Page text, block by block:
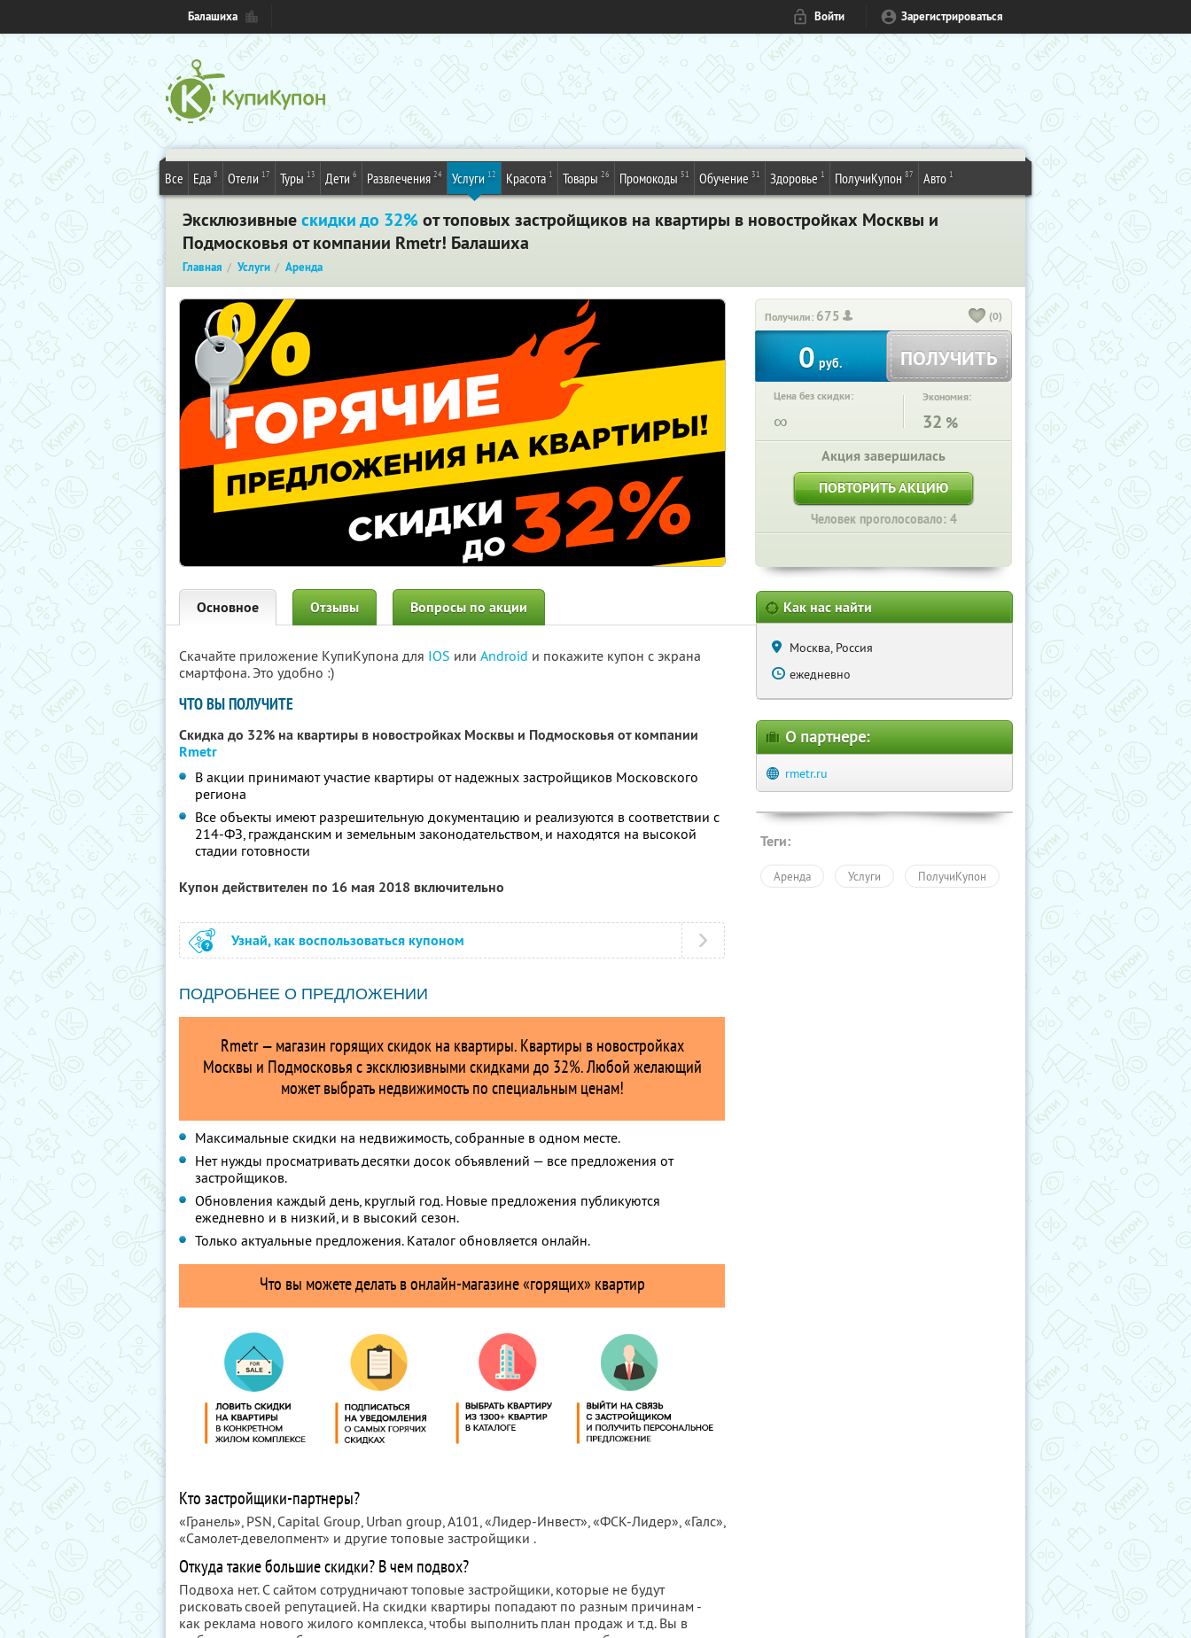
Балашиха Войти Зарегистрироваться
Все Еда 8 Отели 17 Туры 13 Дети 6 Развлечения 24 Услуги 12 Красота 1 Товары 26 Промокоды 51 Обучение 31 Здоровье 1 ПолучиКупон 87 Авто 1
Эксклюзивныескидки до 32%от топовых застройщиков на квартиры в новостройках Москвы и
Подмосковья от компании Rmetr! Балашиха
Главная Услуги Аренда
Получили: 675 (0)
0 руб. ПОЛУЧИТЬ
Цена без скидки:
∞
Экономия:
32 %
Акция завершилась
ПОВТОРИТЬ АКЦИЮ
Человек проголосовало: 4
Основное Отзывы Вопросы по акции
Скачайте приложение КупиКупона для IOS или Android и покажите купон с экрана
смартфона. Это удобно :)
ЧТО ВЫ ПОЛУЧИТЕ
Скидка до 32% на квартиры в новостройках Москвы и Подмосковья от компании
Rmetr
В акции принимают участие квартиры от надежных застройщиков Московского
региона
Все объекты имеют разрешительную документацию и реализуются в соответствии с
214-ФЗ, гражданским и земельным законодательством, и находятся на высокой
стадии готовности
Купон действителен по 16 мая 2018 включительно
Узнай, как воспользоваться купоном
ПОДРОБНЕЕ О ПРЕДЛОЖЕНИИ
Rmetr — магазин горящих скидок на квартиры. Квартиры в новостройках
Москвы и Подмосковья с эксклюзивными скидками до 32%. Любой желающий
может выбрать недвижимость по специальным ценам!
Максимальные скидки на недвижимость, собранные в одном месте.
Нет нужды просматривать десятки досок объявлений — все предложения от
застройщиков.
Обновления каждый день, круглый год. Новые предложения публикуются
ежедневно и в низкий, и в высокий сезон.
Только актуальные предложения. Каталог обновляется онлайн.
Что вы можете делать в онлайн-магазине «горящих» квартир
Кто застройщики-партнеры?
«Гранель», PSN, Capital Group, Urban group, А101, «Лидер-Инвест», «ФСК-Лидер», «Галс»,
«Самолет-девелопмент» и другие топовые застройщики .
Откуда такие большие скидки? В чем подвох?
Подвоха нет. С сайтом сотрудничают топовые застройщики, которые не будут
рисковать своей репутацией. На скидки квартиры попадают по разным причинам -
как реклама нового жилого комплекса, чтобы выполнить план продаж и т.д. Вы в
Как нас найти
Москва, Россия
ежедневно
О партнере:
rmetr.ru
Теги:
Аренда Услуги ПолучиКупон